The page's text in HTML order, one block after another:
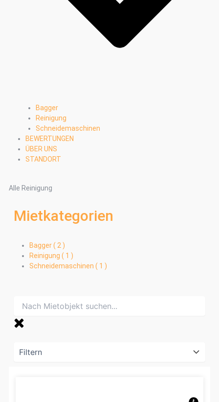
Bagger
Reinigung
Schneidemaschinen
BEWERTUNGEN
ÜBER UNS
STANDORT
Alle Reinigung
Mietkategorien
Bagger ( 2)
Reinigung ( 1 )
Schneidemaschinen ( 1 )